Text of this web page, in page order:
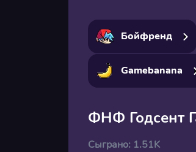
Бойфренд
Gamebanana
ФНФ Годсент
Сыграно: 1.51K